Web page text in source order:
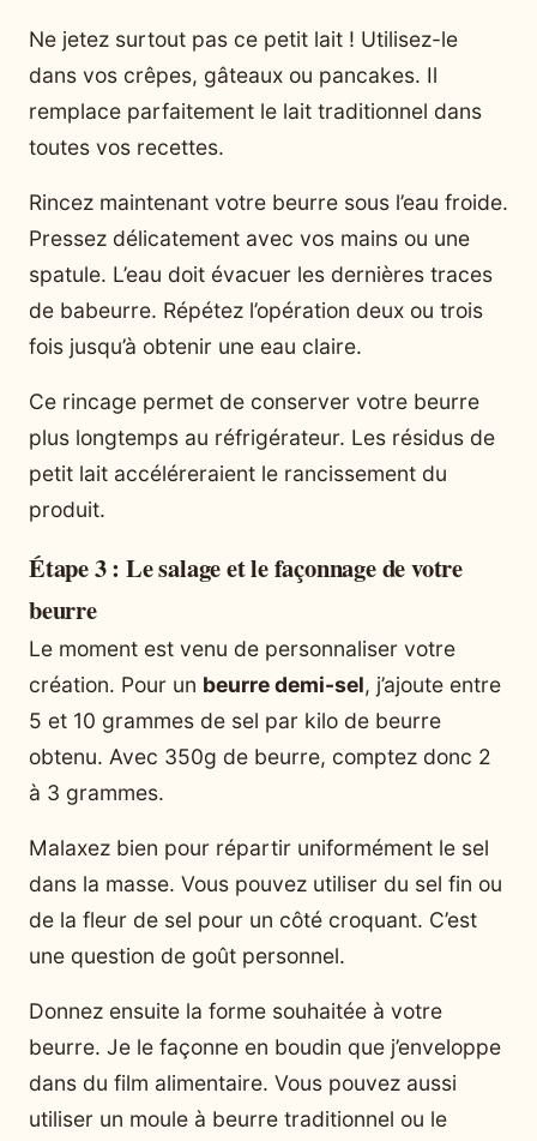
Ne jetez surtout pas ce petit lait ! Utilisez-le
dans vos crêpes, gâteaux ou pancakes. Il
remplace parfaitement le lait traditionnel dans
toutes vos recettes.
Rincez maintenant votre beurre sous l’eau froide.
Pressez délicatement avec vos mains ou une
spatule. L’eau doit évacuer les dernières traces
de babeurre. Répétez l’opération deux ou trois
fois jusqu’à obtenir une eau claire.
Ce rincage permet de conserver votre beurre
plus longtemps au réfrigérateur. Les résidus de
petit lait accéléreraient le rancissement du
produit.
Étape 3 : Le salage et le façonnage de votre
beurre
Le moment est venu de personnaliser votre
création. Pour un beurre demi-sel, j’ajoute entre
5 et 10 grammes de sel par kilo de beurre
obtenu. Avec 350g de beurre, comptez donc 2
à 3 grammes.
Malaxez bien pour répartir uniformément le sel
dans la masse. Vous pouvez utiliser du sel fin ou
de la fleur de sel pour un côté croquant. C’est
une question de goût personnel.
Donnez ensuite la forme souhaitée à votre
beurre. Je le façonne en boudin que j’enveloppe
dans du film alimentaire. Vous pouvez aussi
utiliser un moule à beurre traditionnel ou le